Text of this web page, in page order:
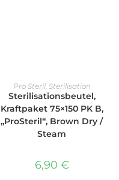
WEITERLESEN
Pro Steril, Sterilisation
Sterilisationsbeutel,
Kraftpaket 75×150 PK B,
„ProSteril“, Brown Dry /
Steam
6,90 €